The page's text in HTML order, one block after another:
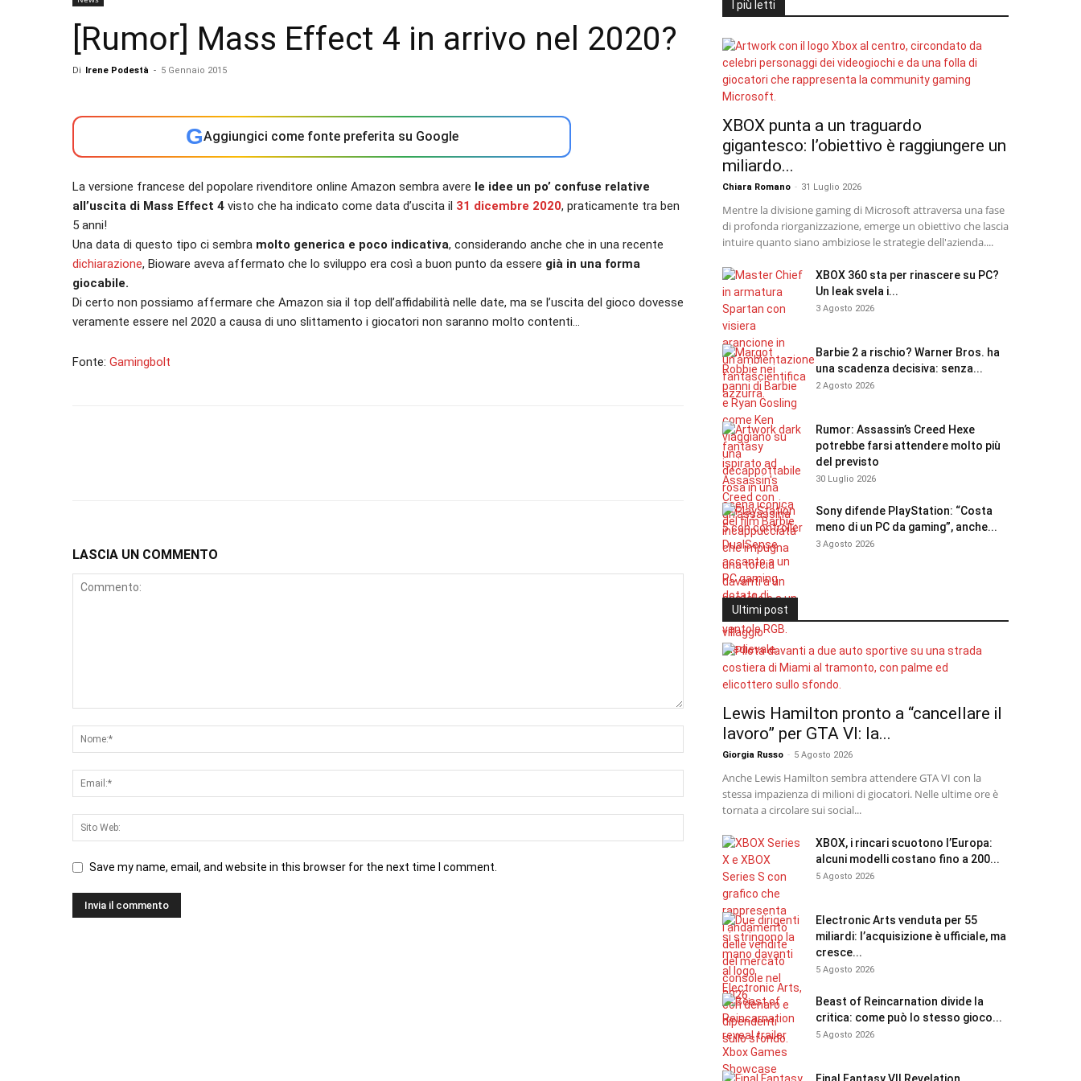
[Rumor] Mass Effect 4 in arrivo nel 2020?
Di Irene Podestà - 5 Gennaio 2015
GAggiungici come fonte preferita su Google
La versione francese del popolare rivenditore online Amazon sembra avere le idee un po’ confuse relative
all’uscita di Mass Effect 4 visto che ha indicato come data d’uscita il 31 dicembre 2020, praticamente tra ben
5 anni!
Una data di questo tipo ci sembra molto generica e poco indicativa, considerando anche che in una recente
dichiarazione, Bioware aveva affermato che lo sviluppo era così a buon punto da essere già in una forma
giocabile.
Di certo non possiamo affermare che Amazon sia il top dell’affidabilità nelle date, ma se l’uscita del gioco dovesse
veramente essere nel 2020 a causa di uno slittamento i giocatori non saranno molto contenti…
Fonte: Gamingbolt
LASCIA UN COMMENTO
Save my name, email, and website in this browser for the next time I comment.
I più letti
XBOX punta a un traguardo
gigantesco: l’obiettivo è raggiungere un
miliardo...
Chiara Romano - 31 Luglio 2026
Mentre la divisione gaming di Microsoft attraversa una fase
di profonda riorganizzazione, emerge un obiettivo che lascia
intuire quanto siano ambiziose le strategie dell'azienda....
XBOX 360 sta per rinascere su PC?
Un leak svela i...
3 Agosto 2026
Barbie 2 a rischio? Warner Bros. ha
una scadenza decisiva: senza...
2 Agosto 2026
Rumor: Assassin’s Creed Hexe
potrebbe farsi attendere molto più
del previsto
30 Luglio 2026
Sony difende PlayStation: “Costa
meno di un PC da gaming”, anche...
3 Agosto 2026
Ultimi post
Lewis Hamilton pronto a “cancellare il
lavoro” per GTA VI: la...
Giorgia Russo - 5 Agosto 2026
Anche Lewis Hamilton sembra attendere GTA VI con la
stessa impazienza di milioni di giocatori. Nelle ultime ore è
tornata a circolare sui social...
XBOX, i rincari scuotono l’Europa:
alcuni modelli costano fino a 200...
5 Agosto 2026
Electronic Arts venduta per 55
miliardi: l’acquisizione è ufficiale, ma
cresce...
5 Agosto 2026
Beast of Reincarnation divide la
critica: come può lo stesso gioco...
5 Agosto 2026